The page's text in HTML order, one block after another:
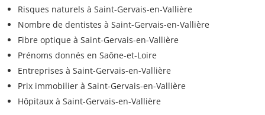
Risques naturels à Saint-Gervais-en-Vallière
Nombre de dentistes à Saint-Gervais-en-Vallière
Fibre optique à Saint-Gervais-en-Vallière
Prénoms donnés en Saône-et-Loire
Entreprises à Saint-Gervais-en-Vallière
Prix immobilier à Saint-Gervais-en-Vallière
Hôpitaux à Saint-Gervais-en-Vallière